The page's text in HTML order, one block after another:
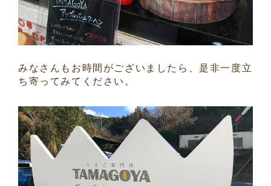
みなさんもお時間がございましたら、是非一度立
ち寄ってみてください。